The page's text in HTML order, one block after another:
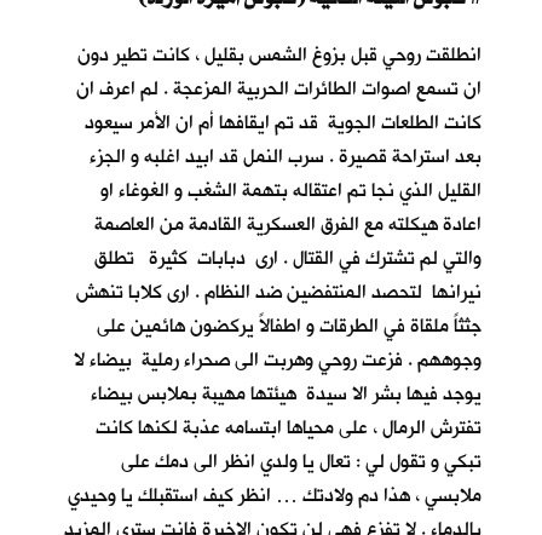
انطلقت روحي قبل بزوغ الشمس بقليل ، كانت تطير دون
ان تسمع اصوات الطائرات الحربية المزعجة . لم اعرف ان
كانت الطلعات الجوية قد تم ايقافها أم ان الأمر سيعود
بعد استراحة قصيرة . سرب النمل قد ابيد اغلبه و الجزء
القليل الذي نجا تم اعتقاله بتهمة الشغب و الغوغاء او
اعادة هيكلته مع الفرق العسكرية القادمة من العاصمة
والتي لم تشترك في القتال . ارى دبابات كثيرة تطلق
نيرانها لتحصد المنتفضين ضد النظام . ارى كلابا تنهش
جثثاً ملقاة في الطرقات و اطفالاً يركضون هائمين على
وجوههم . فزعت روحي وهربت الى صحراء رملية بيضاء لا
يوجد فيها بشر الا سيدة هيئتها مهيبة بملابس بيضاء
تفترش الرمال ، على محياها ابتسامه عذبة لكنها كانت
تبكي و تقول لي : تعال يا ولدي انظر الى دمك على
ملابسي ، هذا دم ولادتك … انظر كيف استقبلك يا وحيدي